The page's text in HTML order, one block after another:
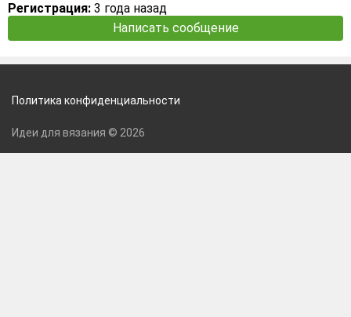
Регистрация: 3 года назад
Написать сообщение
Политика конфиденциальности
Идеи для вязания © 2026